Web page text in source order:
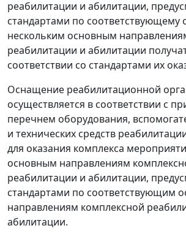
реабилитации и абилитации,
стандартами по соответствующему
нескольким основным
реабилитации и абилитации
соответствии со стандартами их
Оснащение реабилитационной
осуществляется в соответствии с
перечнем оборудования,
и технических средств
для оказания комплекса
основным направлениям
реабилитации и абилитации,
стандартами по соответствующим
направлениям комплексной
абилитации.